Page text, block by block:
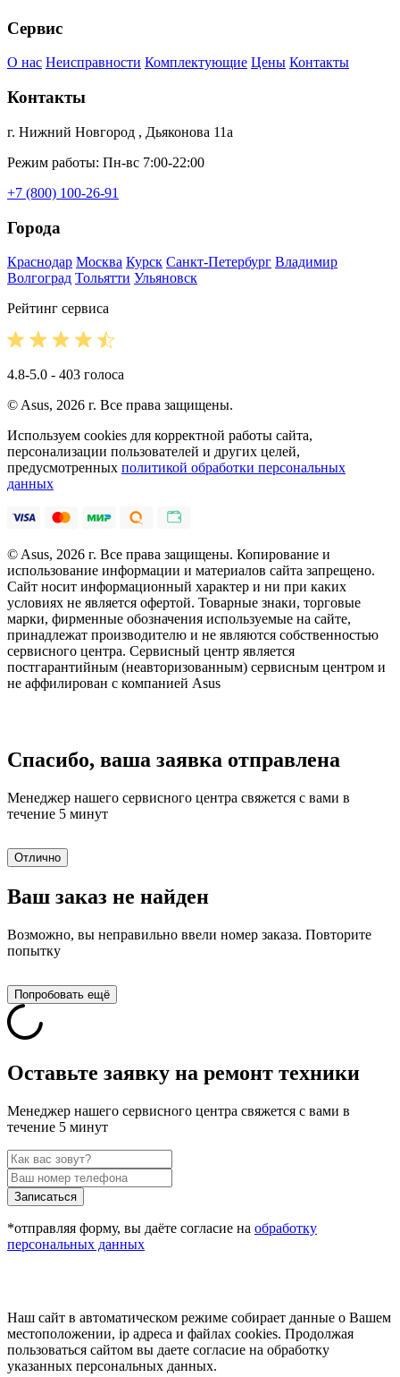
Сервис
О нас Неисправности Комплектующие Цены Контакты
Контакты
г. Нижний Новгород , Дьяконова 11а
Режим работы: Пн-вс 7:00-22:00
+7 (800) 100-26-91
Города
Краснодар Москва Курск Санкт-Петербург Владимир
Волгоград Тольятти Ульяновск
Рейтинг сервиса
4.8-5.0 - 403 голоса
© Asus, 2026 г. Все права защищены.
Используем cookies для корректной работы сайта,
персонализации пользователей и других целей,
предусмотренных политикой обработки персональных
данных
© Asus, 2026 г. Все права защищены. Копирование и
использование информации и материалов сайта запрещено.
Сайт носит информационный характер и ни при каких
условиях не является офертой. Товарные знаки, торговые
марки, фирменные обозначения используемые на сайте,
принадлежат производителю и не являются собственностью
сервисного центра. Сервисный центр является
постгарантийным (неавторизованным) сервисным центром и
не аффилирован с компанией Asus
Спасибо, ваша заявка отправлена
Менеджер нашего сервисного центра свяжется с вами в
течение 5 минут
Отлично
Ваш заказ не найден
Возможно, вы неправильно ввели номер заказа. Повторите
попытку
Попробовать ещё
Оставьте заявку на ремонт техники
Менеджер нашего сервисного центра свяжется с вами в
течение 5 минут
Записаться
*отправляя форму, вы даёте согласие на обработку
персональных данных
Наш сайт в автоматическом режиме собирает данные о Вашем
местоположении, ip адреса и файлах cookies. Продолжая
пользоваться сайтом вы даете согласие на обработку
указанных персональных данных.